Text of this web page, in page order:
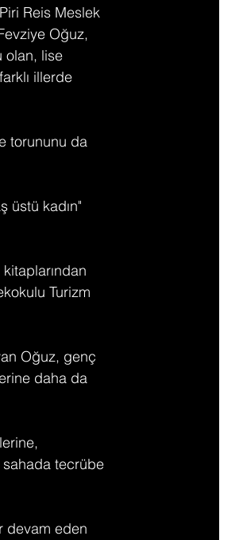
Reis Meslek
Oğuz,
olan, lise
illerde
torununu da
üstü kadın"
kitaplarından
Turizm
Oğuz, genç
daha da
sahada tecrübe
devam eden